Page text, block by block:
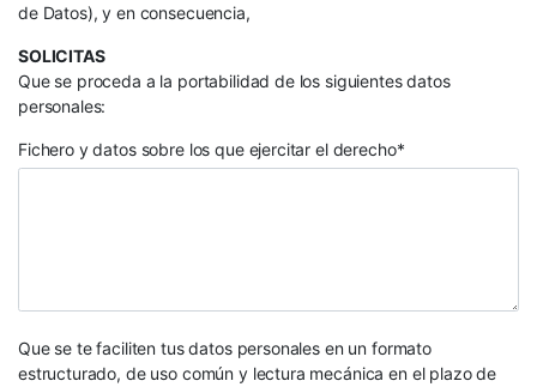
de Datos), y en consecuencia,
SOLICITAS
Que se proceda a la portabilidad de los siguientes datos
personales:
Fichero y datos sobre los que ejercitar el derecho*
Que se te faciliten tus datos personales en un formato
estructurado, de uso común y lectura mecánica en el plazo de